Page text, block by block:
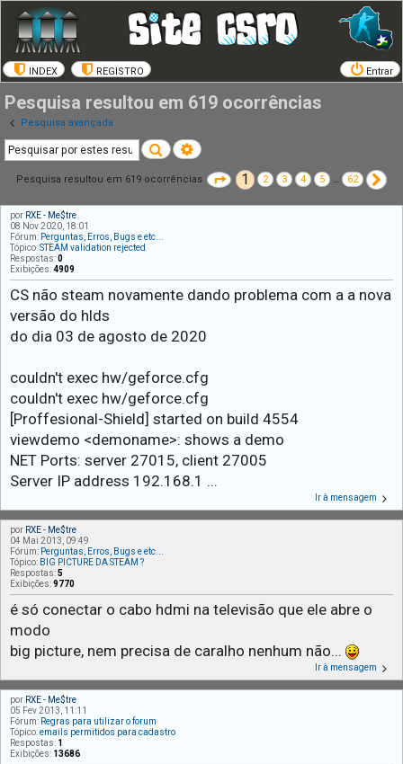
INDEX REGISTRO Entrar
Pesquisa resultou em 619 ocorrências
Pesquisa avançada
PesquisarPesquisa avançada
Pesquisa resultou em 619 ocorrências Página 1de62
1 2 3 4 5 … 62
por RXE - Me$tre
08 Nov 2020, 18:01
Fórum: Perguntas, Erros, Bugs e etc...
Tópico:STEAM validation rejected
Respostas:0
Exibições:4909
CS não steam novamente dando problema com a a nova
versão do hlds
do dia 03 de agosto de 2020
couldn't exec hw/geforce.cfg
couldn't exec hw/geforce.cfg
[Proffesional-Shield] started on build 4554
viewdemo <demoname>: shows a demo
NET Ports: server 27015, client 27005
Server IP address 192.168.1 ...
Ir à mensagem
por RXE - Me$tre
04 Mai 2013, 09:49
Fórum: Perguntas, Erros, Bugs e etc...
Tópico: BIG PICTURE DA STEAM ?
Respostas:5
Exibições:9770
é só conectar o cabo hdmi na televisão que ele abre o
modo
big picture, nem precisa de caralho nenhum não...
Ir à mensagem
por RXE - Me$tre
05 Fev 2013, 11:11
Fórum: Regras para utilizar o forum
Tópico:emails permitidos para cadastro
Respostas: 1
Exibições: 13686